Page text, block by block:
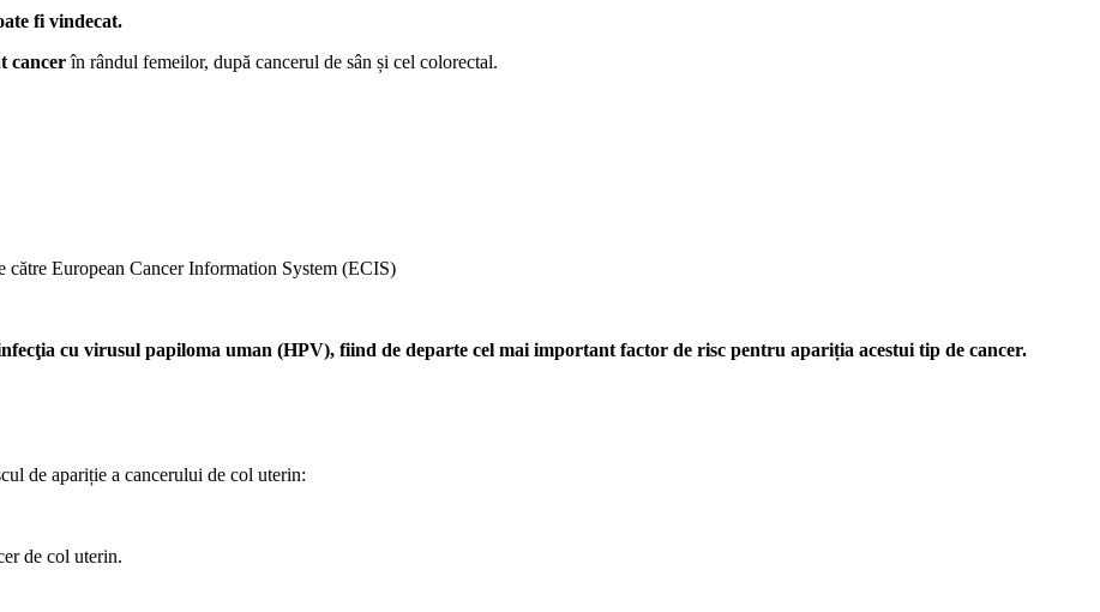
fi vindecat.
cancerîn rândul femeilor, după cancerul de sân și cel colorectal.
către European Cancer Information System (ECIS)
cu virusul papiloma uman (HPV), fiind de departe cel mai important factor de risc pentru apariția acestui tip de cancer.
de apariție a cancerului de col uterin:
de col uterin.